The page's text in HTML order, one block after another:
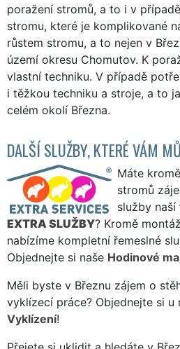
poražení stromů, a to i v
stromu, které je komplikované
růstem stromu, a to nejen v
území okresu Chomutov. K
vlastní techniku. V případě
i těžkou techniku a stroje, a to
celém okolí Března.
DALŠÍ SLUŽBY, KTERÉ VÁM
Máte
stromů
služby naší
EXTRA SLUŽBY? Kromě
nabízíme kompletní řemeslné
Objednejte si naše Hodinové
Měli byste v Březnu zájem o
vyklízecí práce? Objednejte si u
Vyklízení!